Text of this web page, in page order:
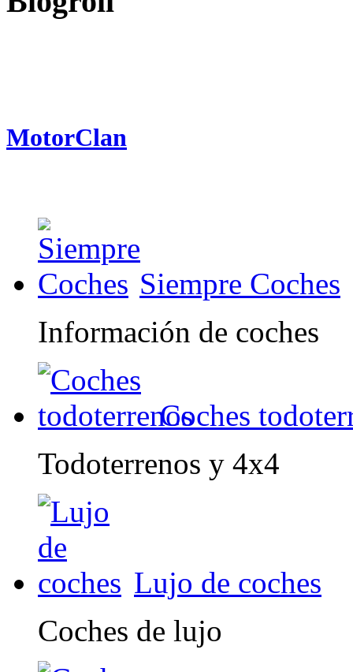
MotorClan
Siempre Coches
Información de coches
Coches
Todoterrenos y 4x4
Lujo de coches
Coches de lujo